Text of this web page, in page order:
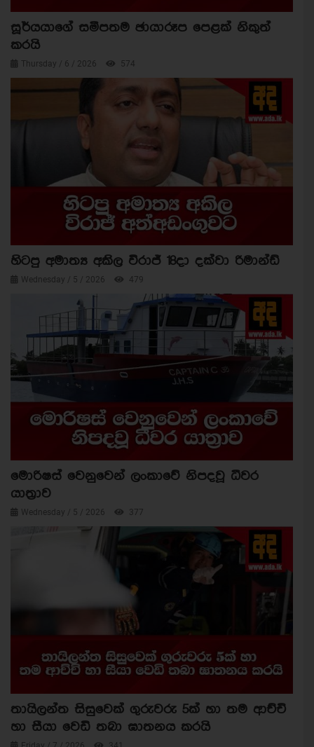
සූර්යයාගේ සමීපතම ඡායාරූප පෙළක් නිකුත්
කරයි
Thursday / 6 / 2026 574
හිටපු අමාත්‍ය අකිල විරාජ් 18දා දක්වා රිමාන්ඩ්
Wednesday / 5 / 2026 479
මොරිෂස් වෙනුවෙන් ලංකාවේ නිපදවූ ධීවර
යාත්‍රාව
Wednesday / 5 / 2026 377
තායිලන්ත සිසුවෙක් ගුරුවරු 5ක් හා තම ආච්චි
හා සීයා වෙඩි තබා ඝාතනය කරයි